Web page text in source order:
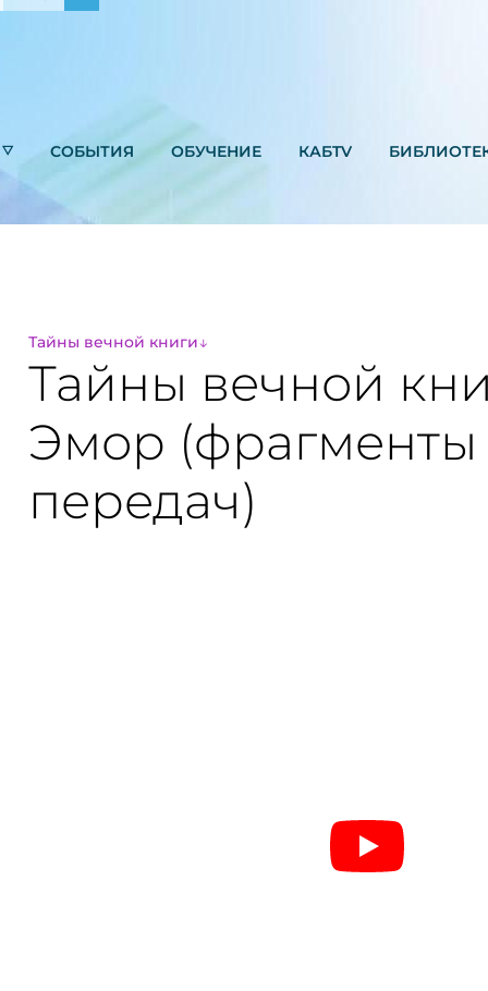
СОБЫТИЯ ОБУЧЕНИЕ КАБTV
Тайны вечной книги
Тайны вечной
Эмор (фрагменты
передач)